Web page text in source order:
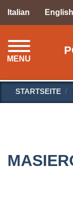
Italian English
MENU
STARTSEITE